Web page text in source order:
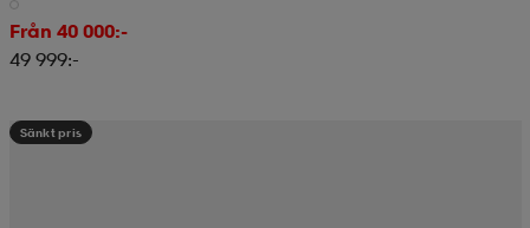
Från 40 000:-
49 999:-
Sänkt pris